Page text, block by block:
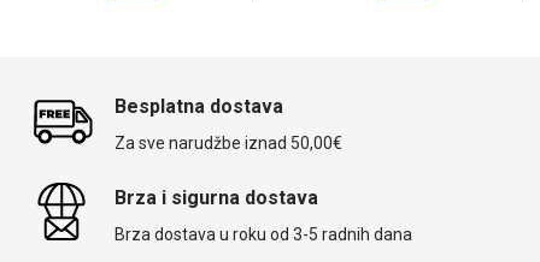
Besplatna dostava
Za sve narudžbe iznad 50,00€
Brza i sigurna dostava
Brza dostava u roku od 3-5 radnih dana